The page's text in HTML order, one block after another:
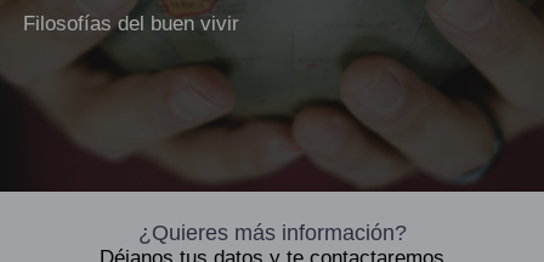
Filosofías del buen vivir
¿Quieres más información?